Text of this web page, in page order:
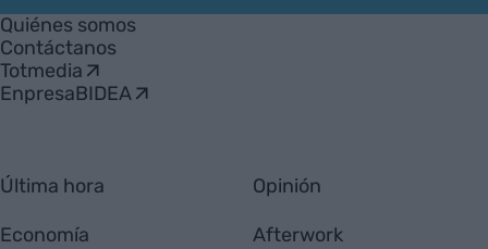
Empresa
Quiénes somos
Contáctanos
Totmedia
EnpresaBIDEA
Última hora
Economía
Opinión
Afterwork